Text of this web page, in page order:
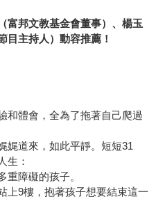
富邦文教基金會董事）、楊玉
目主持人）動容推薦！
和體會，全為了拖著自己爬過
娓道來，如此平靜。短短31
生：
重障礙的孩子。
上9樓，抱著孩子想要結束這一